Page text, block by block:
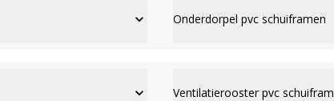
Onderdorpel pvc schuiframen
Ventilatierooster pvc